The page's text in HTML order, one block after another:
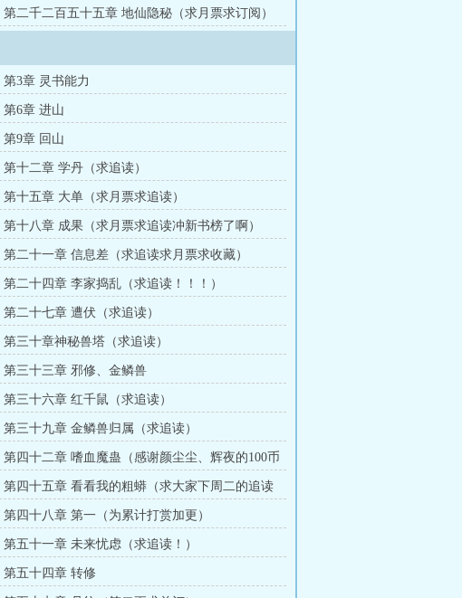
第二千二百五十五章 地仙隐秘（求月票求订阅）
第3章 灵书能力
第6章 进山
第9章 回山
第十二章 学丹（求追读）
第十五章 大单（求月票求追读）
第十八章 成果（求月票求追读冲新书榜了啊）
第二十一章 信息差（求追读求月票求收藏）
第二十四章 李家捣乱（求追读！！！）
第二十七章 遭伏（求追读）
第三十章神秘兽塔（求追读）
第三十三章 邪修、金鳞兽
第三十六章 红千鼠（求追读）
第三十九章 金鳞兽归属（求追读）
第四十二章 嗜血魔蛊（感谢颜尘尘、辉夜的100币
打赏
第四十五章 看看我的粗蟒（求大家下周二的追读
啊）
第四十八章 第一（为累计打赏加更）
第五十一章 未来忧虑（求追读！）
第五十四章 转修